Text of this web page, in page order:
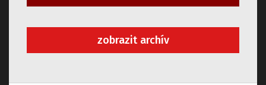
zobrazit archív